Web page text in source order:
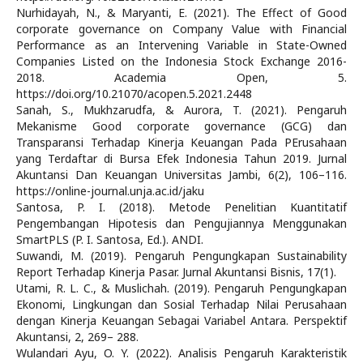
Nurhidayah, N., & Maryanti, E. (2021). The Effect of Good
corporate governance on Company Value with Financial
Performance as an Intervening Variable in State-Owned
Companies Listed on the Indonesia Stock Exchange 2016-
2018. Academia Open, 5.
https://doi.org/10.21070/acopen.5.2021.2448
Sanah, S., Mukhzarudfa, & Aurora, T. (2021). Pengaruh
Mekanisme Good corporate governance (GCG) dan
Transparansi Terhadap Kinerja Keuangan Pada PErusahaan
yang Terdaftar di Bursa Efek Indonesia Tahun 2019. Jurnal
Akuntansi Dan Keuangan Universitas Jambi, 6(2), 106–116.
https://online-journal.unja.ac.id/jaku
Santosa, P. I. (2018). Metode Penelitian Kuantitatif
Pengembangan Hipotesis dan Pengujiannya Menggunakan
SmartPLS (P. I. Santosa, Ed.). ANDI.
Suwandi, M. (2019). Pengaruh Pengungkapan Sustainability
Report Terhadap Kinerja Pasar. Jurnal Akuntansi Bisnis, 17(1).
Utami, R. L. C., & Muslichah. (2019). Pengaruh Pengungkapan
Ekonomi, Lingkungan dan Sosial Terhadap Nilai Perusahaan
dengan Kinerja Keuangan Sebagai Variabel Antara. Perspektif
Akuntansi, 2, 269– 288.
Wulandari Ayu, O. Y. (2022). Analisis Pengaruh Karakteristik